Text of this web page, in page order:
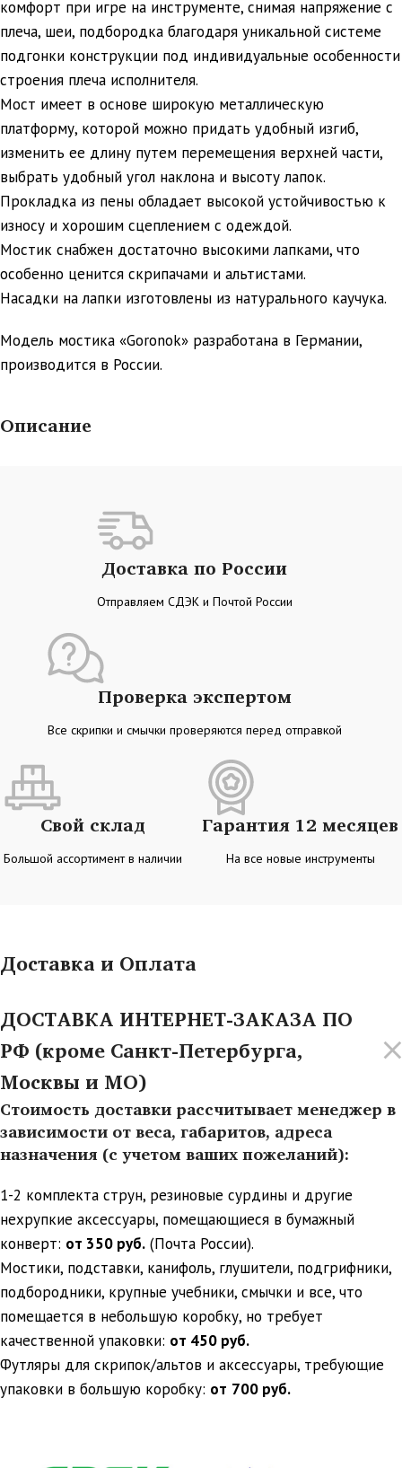
комфорт при игре на инструменте, снимая напряжение с
плеча, шеи, подбородка благодаря уникальной системе
подгонки конструкции под индивидуальные особенности
строения плеча исполнителя.
Мост имеет в основе широкую металлическую
платформу, которой можно придать удобный изгиб,
изменить ее длину путем перемещения верхней части,
выбрать удобный угол наклона и высоту лапок.
Прокладка из пены обладает высокой устойчивостью к
износу и хорошим сцеплением с одеждой.
Мостик снабжен достаточно высокими лапками, что
особенно ценится скрипачами и альтистами.
Насадки на лапки изготовлены из натурального каучука.
Модель мостика «Goronok» разработана в Германии,
производится в России.
Описание
Доставка по России
Отправляем СДЭК и Почтой России
Проверка экспертом
Все скрипки и смычки проверяются перед отправкой
Свой склад
Большой ассортимент в наличии
Гарантия 12 месяцев
На все новые инструменты
Доставка и Оплата
ДОСТАВКА ИНТЕРНЕТ-ЗАКАЗА ПО
РФ (кроме Санкт-Петербурга,
Москвы и МО)
Стоимость доставки рассчитывает менеджер в
зависимости от веса, габаритов, адреса
назначения (с учетом ваших пожеланий):
1-2 комплекта струн, резиновые сурдины и другие
нехрупкие аксессуары, помещающиеся в бумажный
конверт: от 350 руб. (Почта России).
Мостики, подставки, канифоль, глушители, подгрифники,
подбородники, крупные учебники, смычки и все, что
помещается в небольшую коробку, но требует
качественной упаковки: от 450 руб.
Футляры для скрипок/альтов и аксессуары, требующие
упаковки в большую коробку: от 700 руб.